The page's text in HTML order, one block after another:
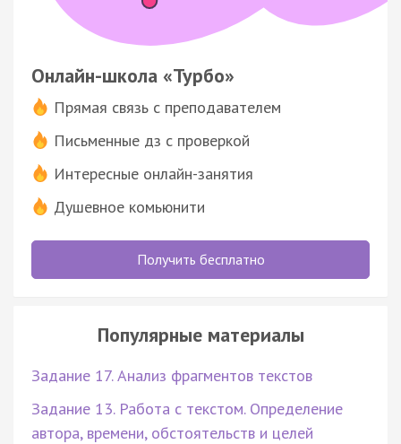
Онлайн-школа «Турбо»
Прямая связь с преподавателем
Письменные дз с проверкой
Интересные онлайн-занятия
Душевное комьюнити
Получить бесплатно
Популярные материалы
Задание 17. Анализ фрагментов текстов
Задание 13. Работа с текстом. Определение
автора, времени, обстоятельств и целей